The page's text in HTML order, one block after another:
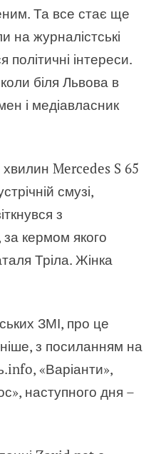
Та все стає ще
на журналістські
інтереси.
біля Львова в
і медіавласник
хвилин Mercedes S 65
смузі,
з
за кермом якого
Тріла. Жінка
ЗМІ, про це
з посиланням на
«Варіанти»,
наступного дня –